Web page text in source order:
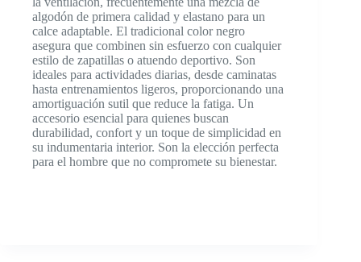
algodón de primera calidad y elastano para un
calce adaptable. El tradicional color negro
asegura que combinen sin esfuerzo con cualquier
estilo de zapatillas o atuendo deportivo. Son
ideales para actividades diarias, desde caminatas
hasta entrenamientos ligeros, proporcionando una
amortiguación sutil que reduce la fatiga. Un
accesorio esencial para quienes buscan
durabilidad, confort y un toque de simplicidad en
su indumentaria interior. Son la elección perfecta
para el hombre que no compromete su bienestar.